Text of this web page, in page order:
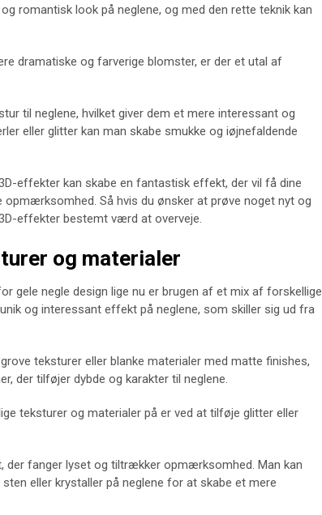
romantisk look på neglene, og med den rette teknik kan
dramatiske og farverige blomster, er der et utal af
til neglene, hvilket giver dem et mere interessant og
eller glitter kan man skabe smukke og iøjnefaldende
effekter kan skabe en fantastisk effekt, der vil få dine
Så hvis du ønsker at prøve noget nyt og
effekter bestemt værd at overveje.
og materialer
gele negle design lige nu er brugen af et mix af forskellige
og interessant effekt på neglene, som skiller sig ud fra
teksturer eller blanke materialer med matte finishes,
der tilføjer dybde og karakter til neglene.
teksturer og materialer på er ved at tilføje glitter eller
der fanger lyset og tiltrækker opmærksomhed. Man kan
eller krystaller på neglene for at skabe et mere